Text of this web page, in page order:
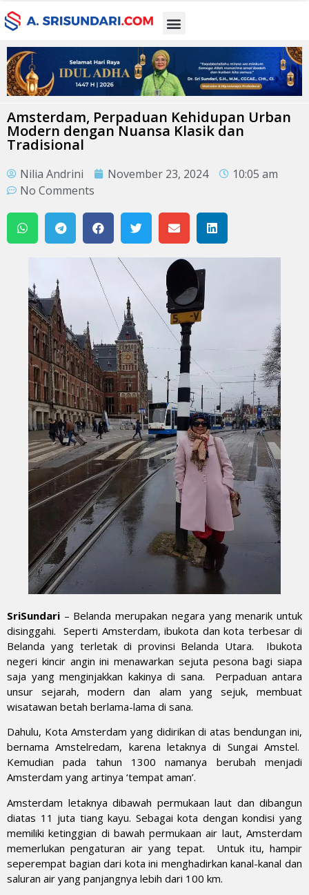
Amsterdam, Perpaduan Kehidupan Urban
Modern dengan Nuansa Klasik dan
Tradisional
Nilia Andrini November 23, 2024
10:05 am
No Comments
SriSundari – Belanda merupakan negara yang menarik untuk
disinggahi. Seperti Amsterdam, ibukota dan kota terbesar di
Belanda yang terletak di provinsi Belanda Utara. Ibukota
negeri kincir angin ini menawarkan sejuta pesona bagi siapa
saja yang menginjakkan kakinya di sana. Perpaduan antara
unsur sejarah, modern dan alam yang sejuk, membuat
wisatawan betah berlama-lama di sana.
Dahulu, Kota Amsterdam yang didirikan di atas bendungan ini,
bernama Amstelredam, karena letaknya di Sungai Amstel.
Kemudian pada tahun 1300 namanya berubah menjadi
Amsterdam yang artinya ‘tempat aman’.
Amsterdam letaknya dibawah permukaan laut dan dibangun
diatas 11 juta tiang kayu. Sebagai kota dengan kondisi yang
memiliki ketinggian di bawah permukaan air laut, Amsterdam
memerlukan pengaturan air yang tepat. Untuk itu, hampir
seperempat bagian dari kota ini menghadirkan kanal-kanal dan
saluran air yang panjangnya lebih dari 100 km.